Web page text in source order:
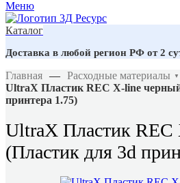
Меню
Каталог
Доставка в любой регион РФ от 2
Главная — Расходные материалы ▼
UltraX Пластик REC X-line
принтера 1.75)
UltraX Пластик
(Пластик для 3d